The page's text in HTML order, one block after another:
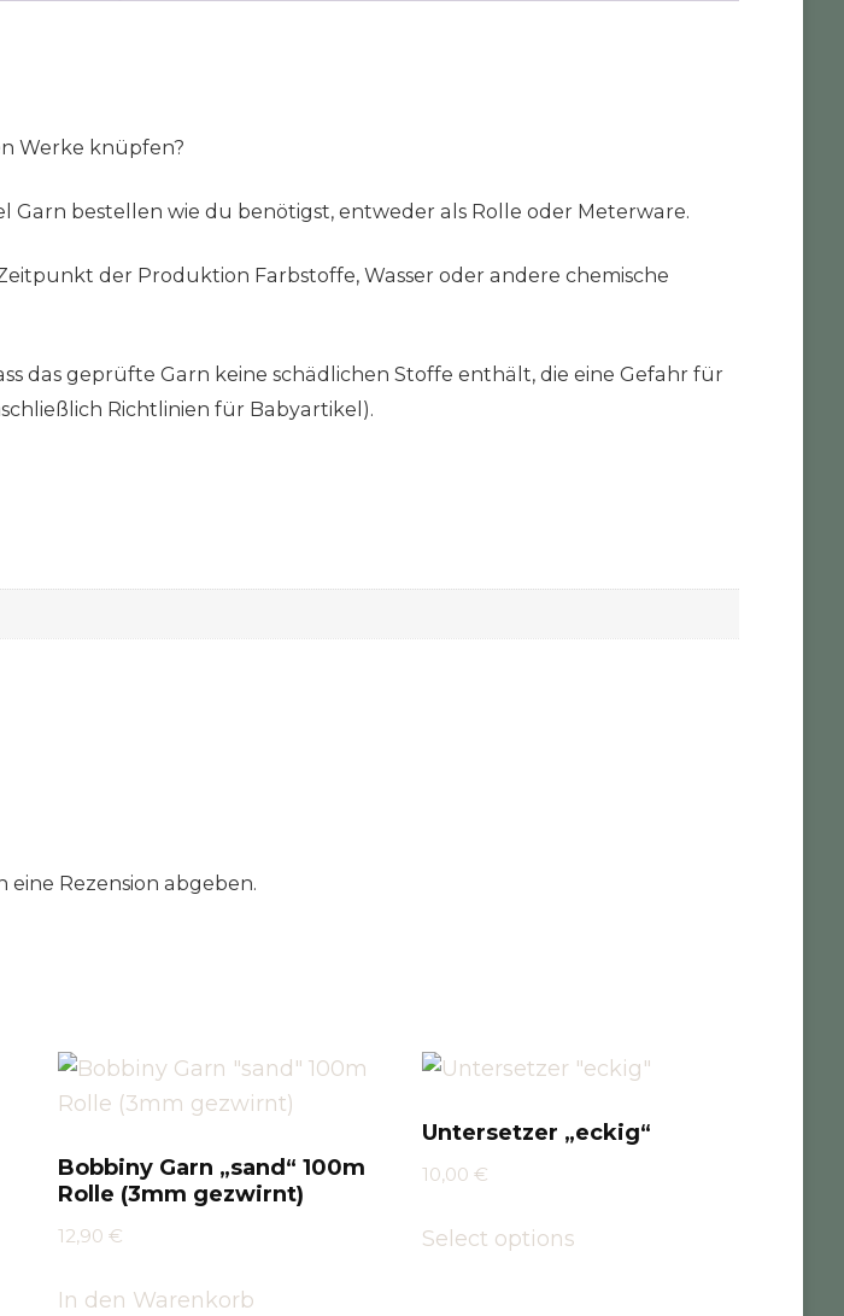
Werke knüpfen?
bestellen wie du benötigst, entweder als Rolle oder Meterware.
der Produktion Farbstoffe, Wasser oder andere chemische
das geprüfte Garn keine schädlichen Stoffe enthält, die eine Gefahr für
Richtlinien für Babyartikel).
Rezension abgeben.
Bobbiny Garn „sand“ 100m
Rolle (3mm gezwirnt)
12,90 €
In den Warenkorb
Untersetzer „eckig“
10,00€
Select options